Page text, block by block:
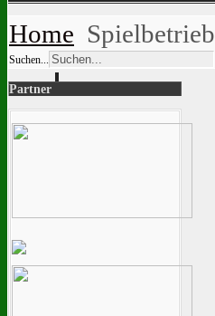
Home Spielbetrieb
Suchen...
Partner